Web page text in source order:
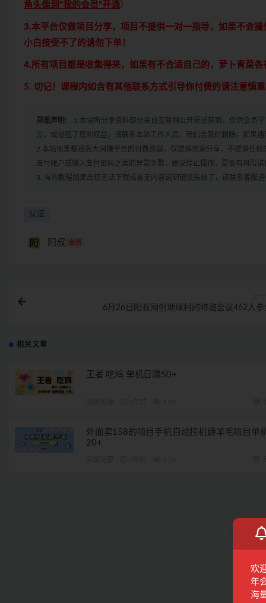
角头像到“我的会员”开通）
3.本平台仅做项目分享，项目不提供一对一指导，如果不会
小白接受不了的请勿下单！
4.所有项目都是收集得来，如果有不合适自己的，萝卜青菜各
5. 切记！课程内如含有其他联系方式引导你付费的请注意慎重
郑重声明：
1.本站所分享资料部分来自互联网公开渠道获取，仅供会员
方，或侵犯了您的权益，请联系本站工作人员，我们会及时删除。如果
2.本站收集整理各大网赚平台的付费资源，仅提供资源分享，不提供任
支付账户或输入支付密码之类的异常步骤，建议停止操作，是否有风险请
3. 有的教程如果出现无法下载或者无内容说明链接失效了，请联系客服进
认证
阳叔 会员
6月26日阳叔网创地球村的特邀会议462人参
相关文章
王者 吃鸡 单机日赚50+
外面卖158的项目手机自动挂机薅羊毛项目单机
20+
欢
年
海